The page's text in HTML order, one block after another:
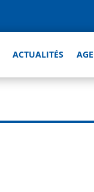
ACTUALITÉS